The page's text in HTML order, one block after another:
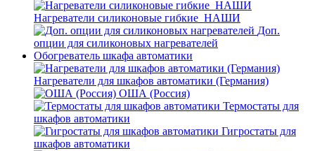
Нагреватели силиконовые гибкие_НАШИ
Доп.
опции для силиконовых нагревателей
Обогреватель шкафа автоматики
Нагреватели для шкафов автоматики (Германия)
ОША (Россия)
Термостаты для
шкафов автоматики
Гигростаты для
шкафов автоматики